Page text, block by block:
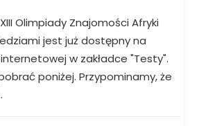
Olimpiady Znajomości Afryki
jest już dostępny na
w zakładce "Testy".
poniżej. Przypominamy, że